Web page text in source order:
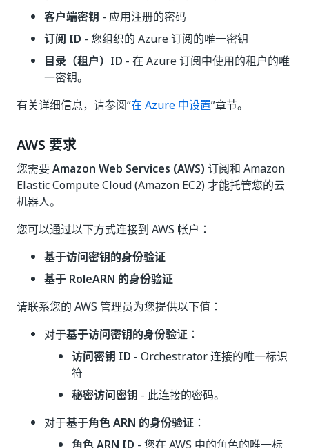
客户端密钥 - 应用注册的密码
订阅 ID - 您组织的 Azure 订阅的唯一密钥
目录（租户）ID - 在 Azure 订阅中使用的租户的唯
一密钥。
有关详细信息，请参阅“在 Azure 中设置”章节。
AWS 要求
您需要Amazon Web Services (AWS) 订阅和 Amazon
Elastic Compute Cloud (Amazon EC2) 才能托管您的云
机器人。
您可以通过以下方式连接到 AWS 帐户：
基于访问密钥的身份验证
基于 RoleARN 的身份验证
请联系您的 AWS 管理员为您提供以下值：
对于基于访问密钥的身份验证：
访问密钥 ID - Orchestrator 连接的唯一标识
符
秘密访问密钥 - 此连接的密码。
对于基于角色 ARN 的身份验证 ：
角色 ARN ID - 您在 AWS 中的角色的唯一标